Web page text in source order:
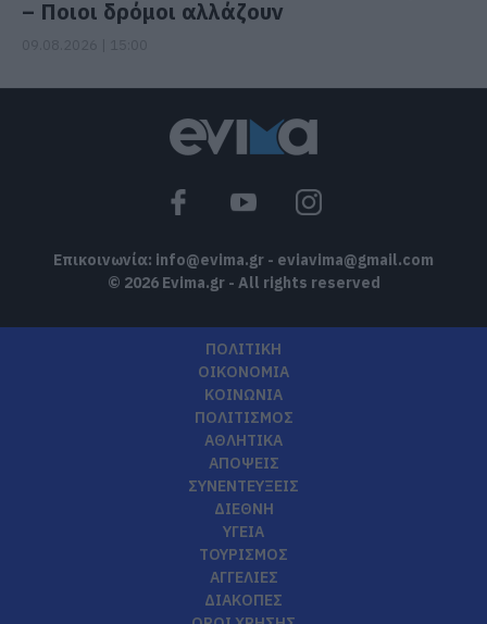
– Ποιοι δρόμοι αλλάζουν
Επικοινωνία: info@evima.gr - eviavima@gmail.com
© 2026 Evima.gr - All rights reserved
ΠΟΛΙΤΙΚΗ
ΟΙΚΟΝΟΜΙΑ
ΚΟΙΝΩΝΙΑ
ΠΟΛΙΤΙΣΜΟΣ
ΑΘΛΗΤΙΚΑ
ΑΠΟΨΕΙΣ
ΣΥΝΕΝΤΕΥΞΕΙΣ
ΔΙΕΘΝΗ
ΥΓΕΙΑ
ΤΟΥΡΙΣΜΟΣ
ΑΓΓΕΛΙΕΣ
ΔΙΑΚΟΠΕΣ